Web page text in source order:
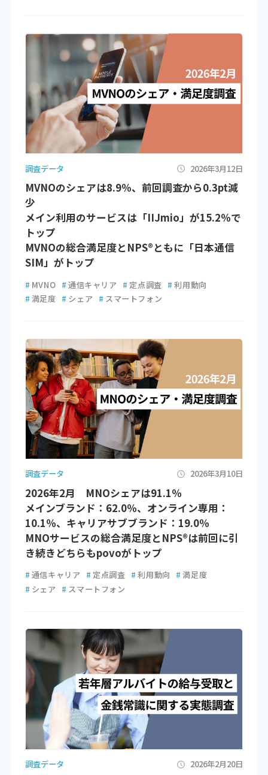
調査データ 2026年3月12日
MVNOのシェアは8.9％、前回調査から0.3pt減
少
メイン利用のサービスは「IIJmio」が15.2％で
トップ
MVNOの総合満足度とNPS®ともに「日本通信
SIM」がトップ
# MVNO # 通信キャリア # 定点調査 # 利用動向
# 満足度 # シェア # スマートフォン
調査データ 2026年3月10日
2026年2月 MNOシェアは91.1％
メインブランド：62.0％、オンライン専用：
10.1％、キャリアサブブランド：19.0％
MNOサービスの総合満足度とNPS®は前回に引
き続きどちらもpovoがトップ
# 通信キャリア # 定点調査 # 利用動向 # 満足度
# シェア # スマートフォン
調査データ 2026年2月20日